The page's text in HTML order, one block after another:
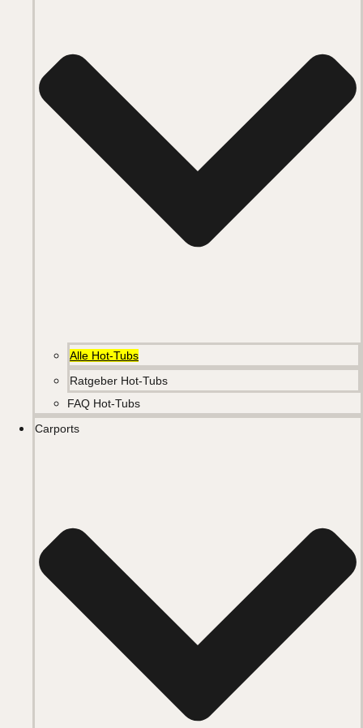
Alle Hot-Tubs
Ratgeber Hot-Tubs
FAQ Hot-Tubs
Carports